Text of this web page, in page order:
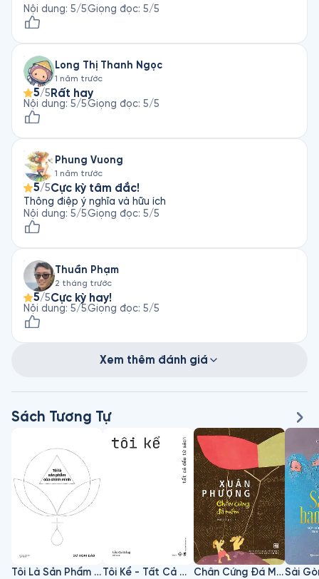
Nội dung: 5/5Giọng đọc: 5/5
Long Thị Thanh Ngọc
1 năm trước
5/5 Rất hay
Nội dung: 5/5Giọng đọc: 5/5
Phung Vuong
1 năm trước
5/5Cực kỳ tâm đắc!
Thông điệp ý nghĩa và hữu ích
Nội dung: 5/5Giọng đọc: 5/5
Thuần Phạm
2 tháng trước
5/5Cực kỳ hay!
Nội dung: 5/5Giọng đọc: 5/5
Xem thêm đánh giá
Sách Tương Tự
Tôi Là Sản Phẩm Của Chính Mình
Tôi Kể - Tất Cả Đều Từ Sách
Chân Cứng Đá Mềm